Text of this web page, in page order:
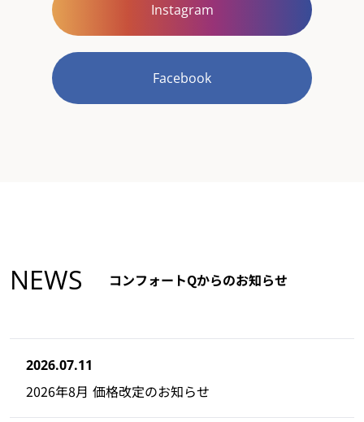
Instagram
Facebook
NEWS コンフォートQからのお知らせ
2026.07.11
2026年8月 価格改定のお知らせ